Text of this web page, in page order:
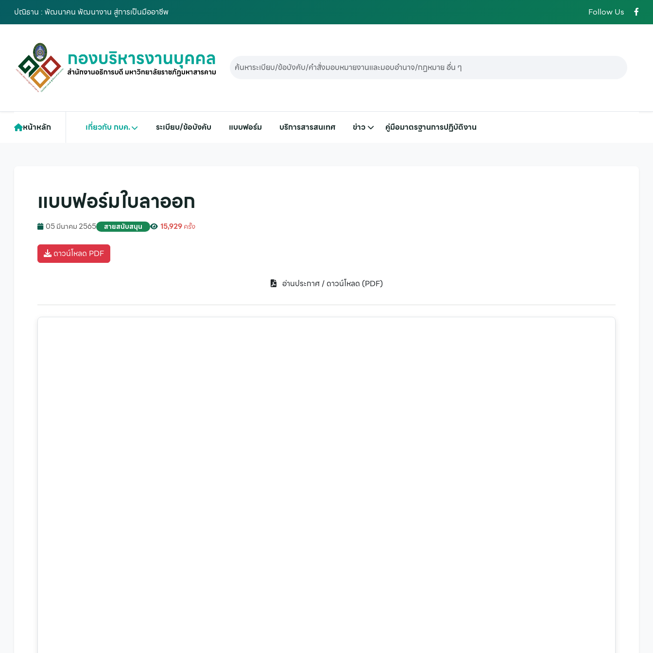
ปณิธาน : พัฒนาคน พัฒนางาน สู่การเป็นมืออาชีพ Follow Us
หน้าหลัก เกี่ยวกับ กบค. ระเบียบ/ข้อบังคับ แบบฟอร์ม บริการสารสนเทศ ข่าว คู่มือมาตรฐานการปฏิบัติงาน
แบบฟอร์มใบลาออก
05 มีนาคม 2565 สายสนับสนุน 15,929ครั้ง
ดาวน์โหลด PDF
อ่านประกาศ / ดาวน์โหลด (PDF)